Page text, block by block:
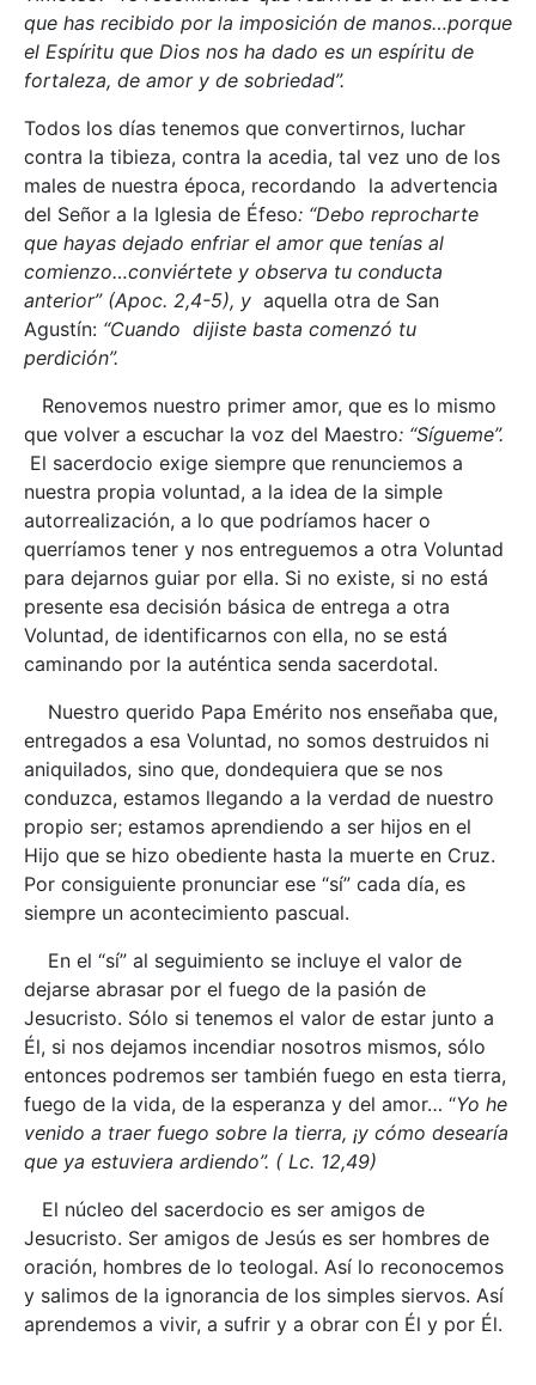
que has recibido por la imposición de manos…porque
el Espíritu que Dios nos ha dado es un espíritu de
fortaleza, de amor y de sobriedad”.
Todos los días tenemos que convertirnos, luchar
contra la tibieza, contra la acedia, tal vez uno de los
males de nuestra época, recordando la advertencia
del Señor a la Iglesia de Éfeso: “Debo reprocharte
que hayas dejado enfriar el amor que tenías al
comienzo…conviértete y observa tu conducta
anterior” (Apoc. 2,4-5), y aquella otra de San
Agustín: “Cuando dijiste basta comenzó tu
perdición”.
Renovemos nuestro primer amor, que es lo mismo
que volver a escuchar la voz del Maestro: “Sígueme”.
El sacerdocio exige siempre que renunciemos a
nuestra propia voluntad, a la idea de la simple
autorrealización, a lo que podríamos hacer o
querríamos tener y nos entreguemos a otra Voluntad
para dejarnos guiar por ella. Si no existe, si no está
presente esa decisión básica de entrega a otra
Voluntad, de identificarnos con ella, no se está
caminando por la auténtica senda sacerdotal.
Nuestro querido Papa Emérito nos enseñaba que,
entregados a esa Voluntad, no somos destruidos ni
aniquilados, sino que, dondequiera que se nos
conduzca, estamos llegando a la verdad de nuestro
propio ser; estamos aprendiendo a ser hijos en el
Hijo que se hizo obediente hasta la muerte en Cruz.
Por consiguiente pronunciar ese “sí” cada día, es
siempre un acontecimiento pascual.
En el “sí” al seguimiento se incluye el valor de
dejarse abrasar por el fuego de la pasión de
Jesucristo. Sólo si tenemos el valor de estar junto a
Él, si nos dejamos incendiar nosotros mismos, sólo
entonces podremos ser también fuego en esta tierra,
fuego de la vida, de la esperanza y del amor… “Yo he
venido a traer fuego sobre la tierra, ¡y cómo desearía
que ya estuviera ardiendo”. ( Lc. 12,49)
El núcleo del sacerdocio es ser amigos de
Jesucristo. Ser amigos de Jesús es ser hombres de
oración, hombres de lo teologal. Así lo reconocemos
y salimos de la ignorancia de los simples siervos. Así
aprendemos a vivir, a sufrir y a obrar con Él y por Él.